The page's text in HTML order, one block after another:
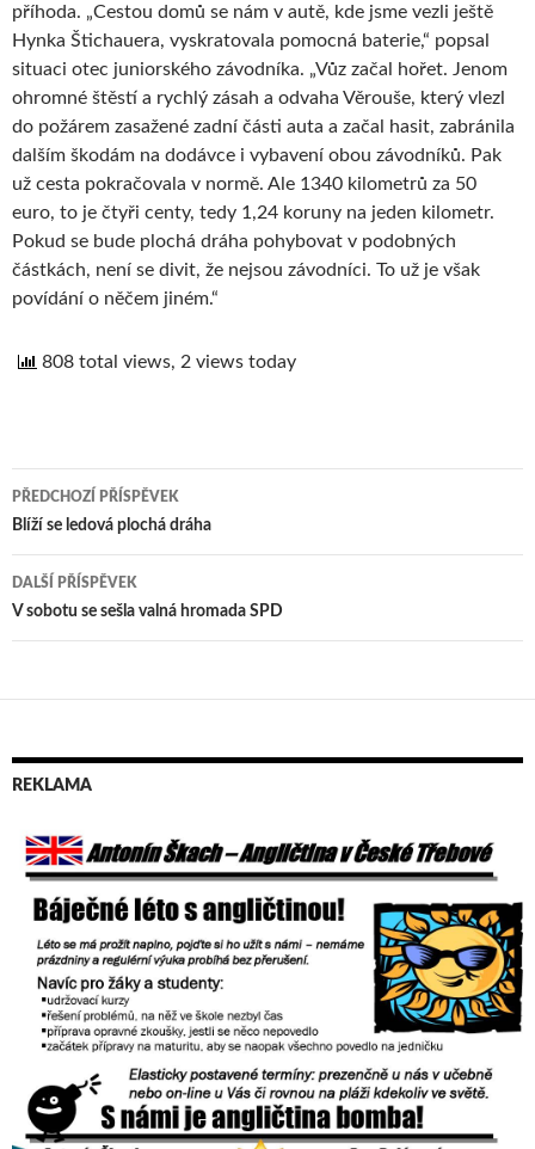
příhoda. „Cestou domů se nám v autě, kde jsme vezli ještě
Hynka Štichauera, vyskratovala pomocná baterie,“ popsal
situaci otec juniorského závodníka. „Vůz začal hořet. Jenom
ohromné štěstí a rychlý zásah a odvaha Věrouše, který vlezl
do požárem zasažené zadní části auta a začal hasit, zabránila
dalším škodám na dodávce i vybavení obou závodníků. Pak
už cesta pokračovala v normě. Ale 1340 kilometrů za 50
euro, to je čtyři centy, tedy 1,24 koruny na jeden kilometr.
Pokud se bude plochá dráha pohybovat v podobných
částkách, není se divit, že nejsou závodníci. To už je však
povídání o něčem jiném.“
808 total views, 2 views today
Navigace
pro
příspěvek
PŘEDCHOZÍ PŘÍSPĚVEK
Blíží se ledová plochá dráha
DALŠÍ PŘÍSPĚVEK
V sobotu se sešla valná hromada SPD
REKLAMA